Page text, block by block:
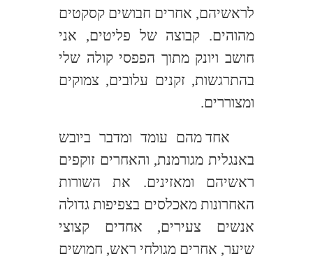
לראשיהם, אחרים חבושים קסקטים
מהוהים. קבוצה של פליטים, אני
חושב ויונק מתוך הפפסי קולה שלי
בהתרגשות, זקנים עלובים, צמוקים
ומצוררים.
אחד מהם עומד ומדבר ביובש
באנגלית מגורמנת, והאחרים זוקפים
ראשיהם ומאזינים. את השורות
האחרונות מאכלסים בצפיפות גדולה
אנשים צעירים, אחדים קצוצי
שיער, אחרים מגולחי ראש, חמושים